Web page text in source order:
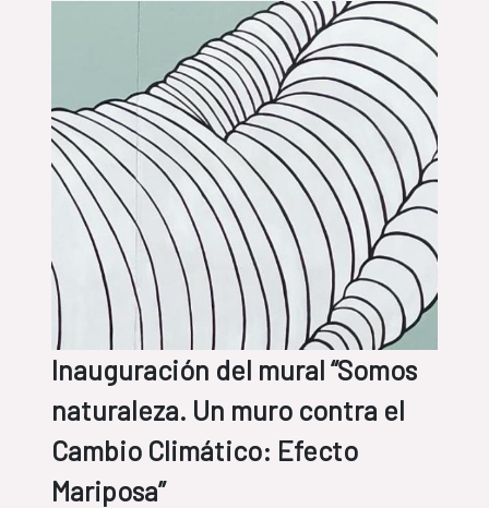
Inauguración del mural “Somos
naturaleza. Un muro contra el
Cambio Climático: Efecto
Mariposa”